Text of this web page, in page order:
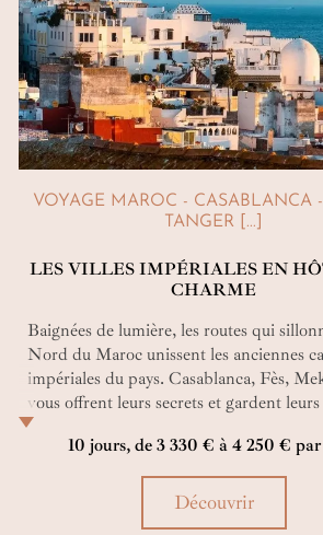
VOYAGE MAROC - CASABLANCA
TANGER [...]
LES VILLES IMPÉRIALES EN
CHARME
Baignées de lumière, les routes qui
Nord du Maroc unissent les anciennes
impériales du pays. Casablanca, Fès,
vous offrent leurs secrets et gardent leurs
Un circuit ensoleillé, ponctué d'étonnantes
rencontres et de nuitées de charme dans
10 jours, de 3 330 € à 4 250 € par
Découvrir